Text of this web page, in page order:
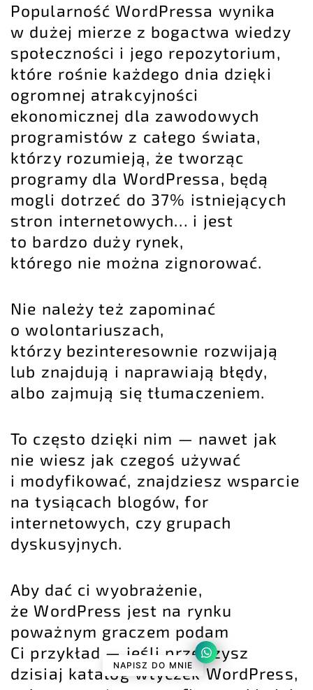
Popularność WordPressa wynika
w dużej mierze z bogactwa wiedzy
społeczności i jego repozytorium,
które rośnie każdego dnia dzięki
ogromnej atrakcyjności
ekonomicznej dla zawodowych
programistów z całego świata,
którzy rozumieją, że tworząc
programy dla WordPressa, będą
mogli dotrzeć do 37% istniejących
stron internetowych… i jest
to bardzo duży rynek,
którego nie można zignorować.
Nie należy też zapominać
o wolontariuszach,
którzy bezinteresownie rozwijają
lub znajdują i naprawiają błędy,
albo zajmują się tłumaczeniem.
To często dzięki nim — nawet jak
nie wiesz jak czegoś używać
i modyfikować, znajdziesz wsparcie
na tysiącach blogów, for
internetowych, czy grupach
dyskusyjnych.
Aby dać ci wyobrażenie,
że WordPress jest na rynku
poważnym graczem podam
Ci przykład — jeśli przejrzysz
dzisiaj katalog wtyczek WordPress,
NAPISZ DO MNIE